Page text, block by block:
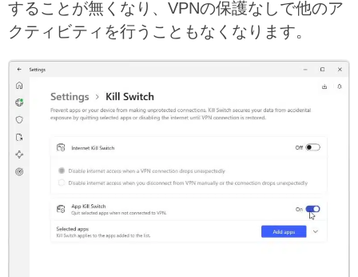
することが無くなり、VPNの保護なしで他のア
クティビティを行うこともなくなります。